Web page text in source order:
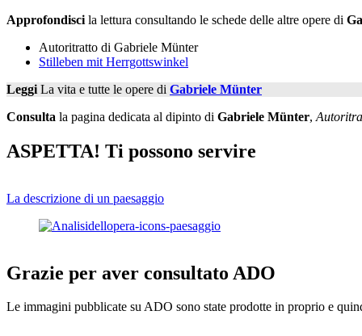
Approfondisci la lettura consultando le schede delle altre opere di
Autoritratto di Gabriele Münter
Stilleben mit Herrgottswinkel
Leggi La vita e tutte le opere di Gabriele Münter
Consulta la pagina dedicata al dipinto di Gabriele Münter,
ASPETTA! Ti possono servire
La descrizione di un paesaggio
Grazie per aver consultato ADO
Le immagini pubblicate su ADO sono state prodotte in proprio e